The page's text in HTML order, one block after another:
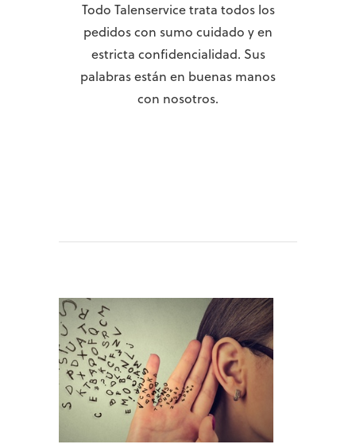
Todo Talenservice trata todos los
pedidos con sumo cuidado y en
estricta confidencialidad. Sus
palabras están en buenas manos
con nosotros.